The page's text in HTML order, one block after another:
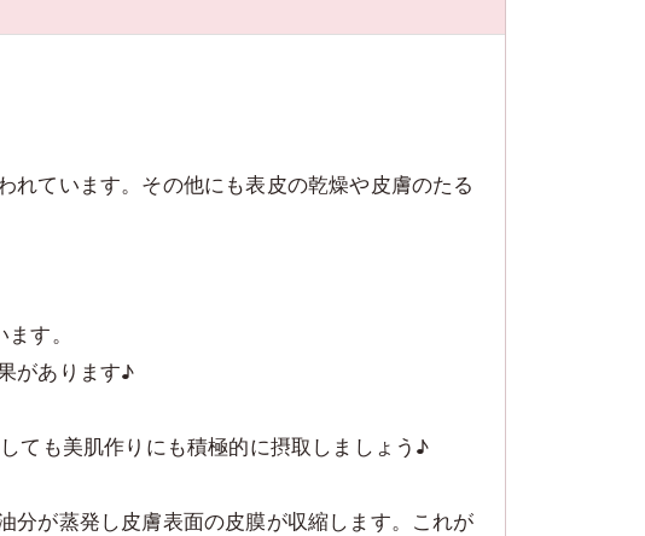
れています。その他にも表皮の乾燥や皮膚のたる
す。
があります♪
ても美肌作りにも積極的に摂取しましょう♪
分が蒸発し皮膚表面の皮膜が収縮します。これが